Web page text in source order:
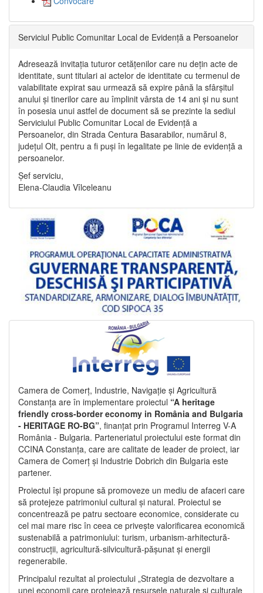
Serviciul Public Comunitar Local de Evidență a Persoanelor
Adresează invitația tuturor cetățenilor care nu dețin acte de
identitate, sunt titulari ai actelor de identitate cu termenul de
valabilitate expirat sau urmează să expire până la sfârșitul
anului și tinerilor care au împlinit vârsta de 14 ani și nu sunt
în posesia unui astfel de document să se prezinte la sediul
Serviciului Public Comunitar Local de Evidență a
Persoanelor, din Strada Centura Basarabilor, numărul 8,
județul Olt, pentru a fi puși în legalitate pe linie de evidență a
persoanelor.
Șef serviciu,
Elena-Claudia Vîlceleanu
Camera de Comerț, Industrie, Navigație și Agricultură
Constanța are în implementare proiectul “A heritage
friendly cross-border economy in România and Bulgaria
- HERITAGE RO-BG”, finanțat prin Programul Interreg V-A
România - Bulgaria. Parteneriatul proiectului este format din
CCINA Constanța, care are calitate de leader de proiect, iar
Camera de Comerț și Industrie Dobrich din Bulgaria este
partener.
Proiectul își propune să promoveze un mediu de afaceri care
să protejeze patrimoniul cultural și natural. Proiectul se
concentrează pe patru sectoare economice, considerate cu
cel mai mare risc în ceea ce privește valorificarea economică
sustenabilă a patrimoniului: turism, urbanism-arhitectură-
construcții, agricultură-silvicultură-pășunat și energii
regenerabile.
Principalul rezultat al proiectului „Strategia de dezvoltare a
unei economii care protejează resursele naturale și culturale